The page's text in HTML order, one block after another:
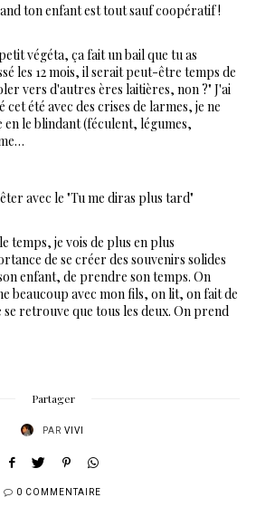
ton enfant est tout sauf coopératif !
végéta, ça fait un bail que tu as
les 12 mois, il serait peut-être temps de
vers d'autres ères laitières, non ?" J'ai
cet été avec des crises de larmes, je ne
en le blindant (féculent, légumes,
avec le "Tu me diras plus tard"
temps, je vois de plus en plus
de se créer des souvenirs solides
enfant, de prendre son temps. On
beaucoup avec mon fils, on lit, on fait de
retrouve que tous les deux. On prend
Partager
PAR VIVI
0 COMMENTAIRE